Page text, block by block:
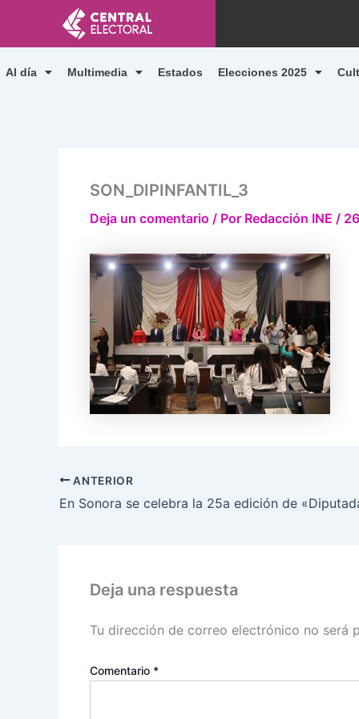
contenido
Al día Multimedia Estados Elecciones 2025
SON_DIPINFANTIL_3
Deja un comentario / Por Redacción INE /
ANTERIOR
Deja una respuesta
Tu dirección de correo electrónico no será
Comentario *